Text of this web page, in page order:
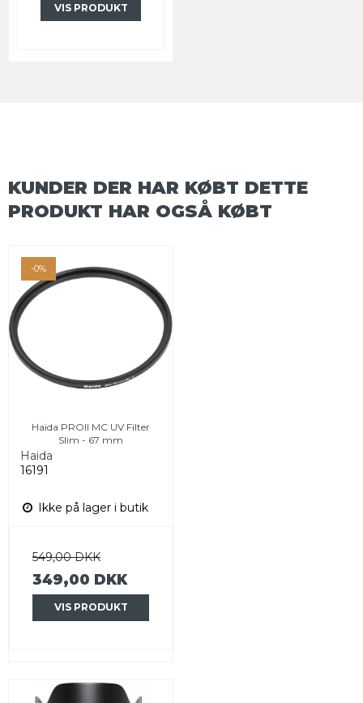
VIS PRODUKT
KUNDER DER HAR KØBT DETTE
PRODUKT HAR OGSÅ KØBT
-0%
Haida PROII MC UV Filter
Slim - 67 mm
Haida
16191
Ikke på lager i butik
549,00 DKK
349,00 DKK
VIS PRODUKT